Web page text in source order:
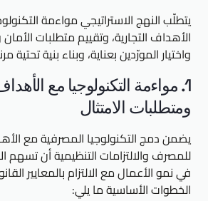
يتطلّب النهج الاستراتيجي مواءمة
الأهداف التجارية، وتقييم متطلبات الأمان
واختيار المورّدين بعناية، وبناء بنية تحتية
1. مواءمة التكنولوجيا مع
ومتطلبات الامتثال
يضمن دمج التكنولوجيا المصرفية مع
للمصرف والالتزامات التنظيمية أن تسهم
في نمو الأعمال مع الالتزام بالمعايير
الخطوات الأساسية ما يلي: